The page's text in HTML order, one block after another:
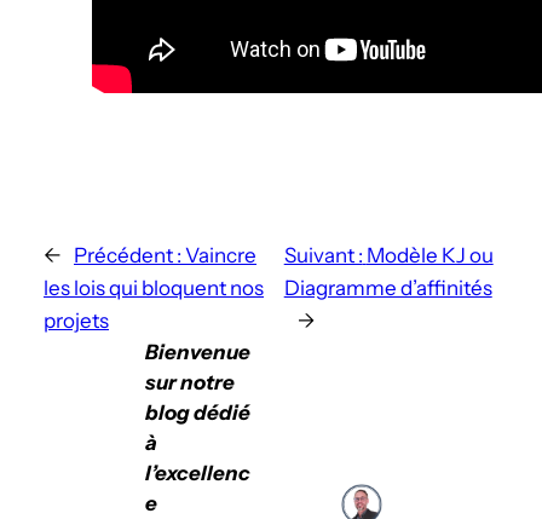
← Précédent : Vaincre
les lois qui bloquent nos
projets
Suivant : Modèle KJ ou
Diagramme d’affinités
→
Bienvenue
sur notre
blog dédié
à
l’excellenc
e